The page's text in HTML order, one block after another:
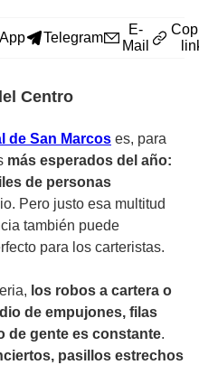
Telegram
E-
Mail
Centro
de San Marcos es, para
más esperados del año:
de personas
Pero justo esa multitud
también puede
para los carteristas.
los robos a cartera o
de empujones, filas
de gente es constante.
pasillos estrechos